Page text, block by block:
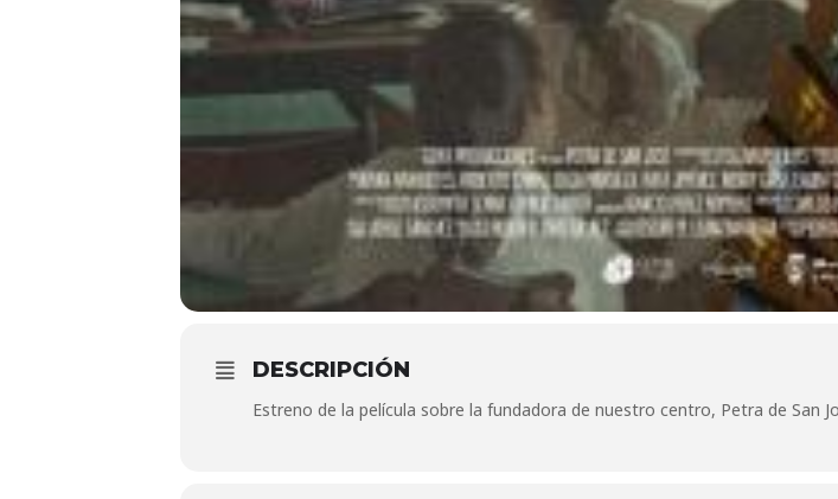
DESCRIPCIÓN
Estreno de la película sobre la fundadora de nuestro centro, Petra de San